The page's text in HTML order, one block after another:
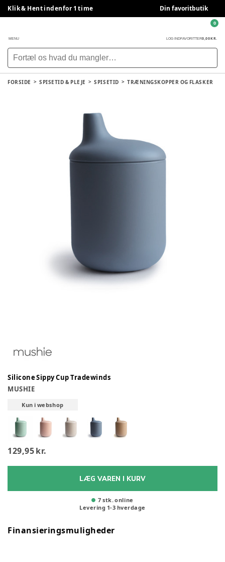
Klik & Hent indenfor 1 time Din favoritbutik
MENU LOG INDFAVORITTER0,00 KR.
0
FORSIDE SPISETID & PLEJE SPISETID TRÆNINGSKOPPER OG FLASKER
Silicone Sippy Cup Tradewinds
MUSHIE
Kun i webshop
129,95 kr.
LÆG VAREN I KURV
7 stk. online
Levering 1-3 hverdage
Finansieringsmuligheder